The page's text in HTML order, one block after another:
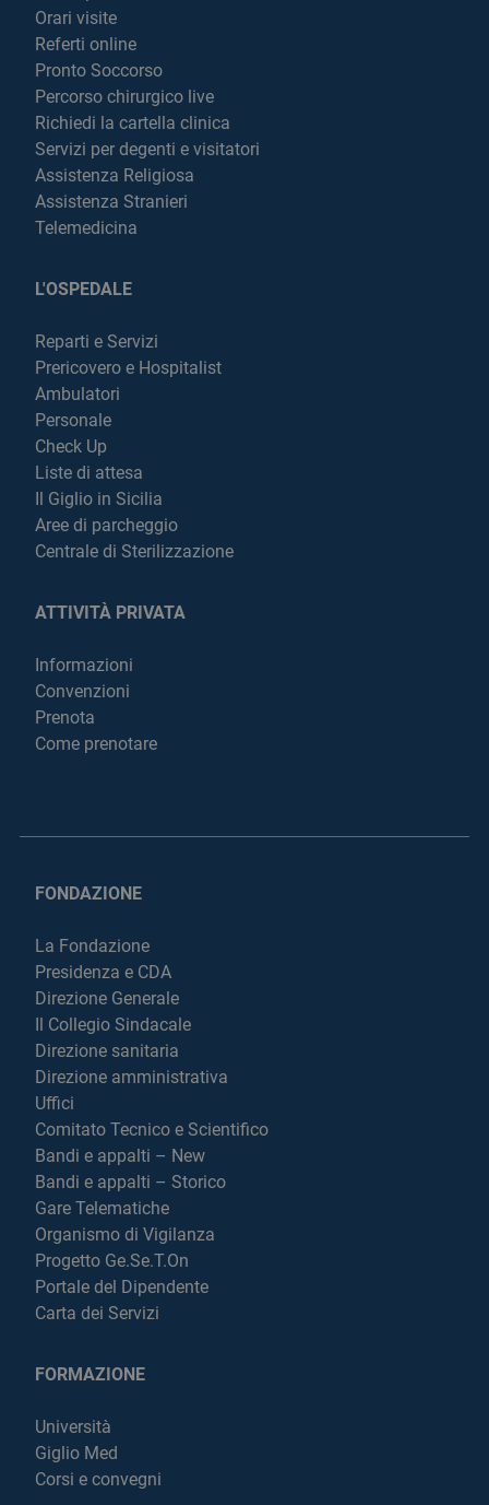
Orari visite
Referti online
Pronto Soccorso
Percorso chirurgico live
Richiedi la cartella clinica
Servizi per degenti e visitatori
Assistenza Religiosa
Assistenza Stranieri
Telemedicina
L'OSPEDALE
Reparti e Servizi
Prericovero e Hospitalist
Ambulatori
Personale
Check Up
Liste di attesa
Il Giglio in Sicilia
Aree di parcheggio
Centrale di Sterilizzazione
ATTIVITÀ PRIVATA
Informazioni
Convenzioni
Prenota
Come prenotare
FONDAZIONE
La Fondazione
Presidenza e CDA
Direzione Generale
Il Collegio Sindacale
Direzione sanitaria
Direzione amministrativa
Uffici
Comitato Tecnico e Scientifico
Bandi e appalti – New
Bandi e appalti – Storico
Gare Telematiche
Organismo di Vigilanza
Progetto Ge.Se.T.On
Portale del Dipendente
Carta dei Servizi
FORMAZIONE
Università
Giglio Med
Corsi e convegni